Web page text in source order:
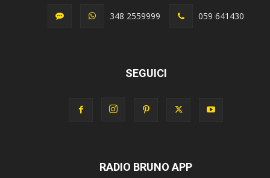
348 2559999 059 641430
SEGUICI
RADIO BRUNO APP